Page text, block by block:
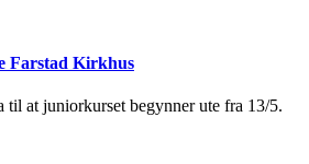
Farstad Kirkhus
til at juniorkurset begynner ute fra 13/5.